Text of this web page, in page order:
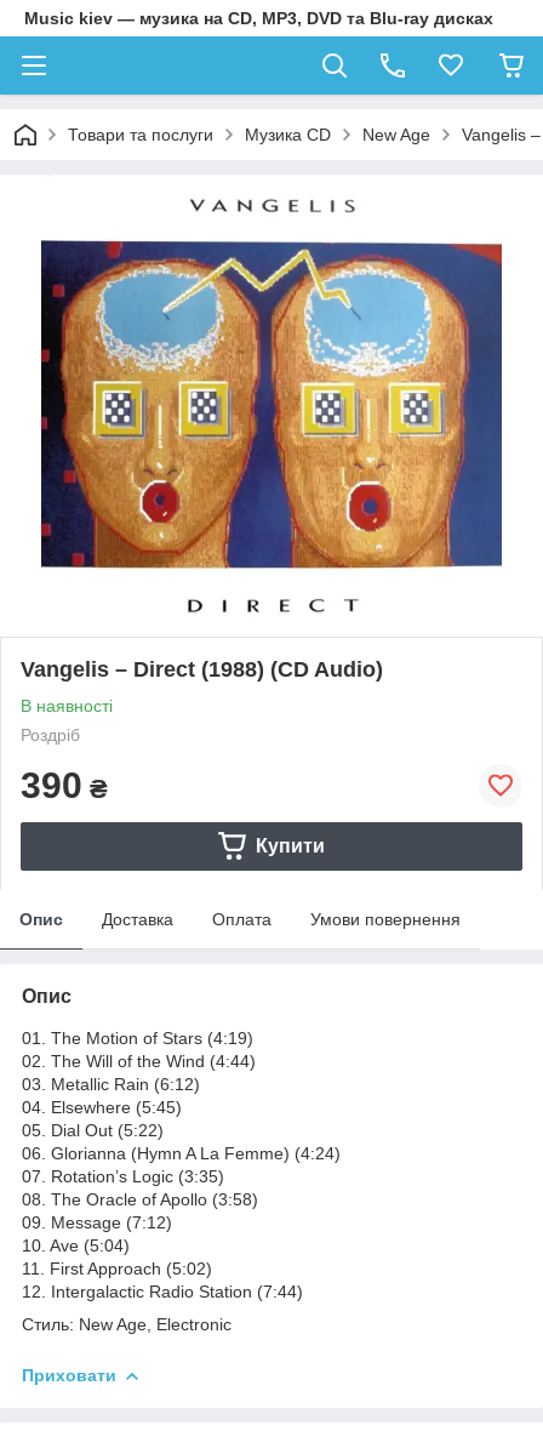
Music kiev — музика на CD, MP3, DVD та Blu-ray дисках
Товари та послуги Музика CD New Age Vangelis
Vangelis – Direct (1988) (CD Audio)
В наявності
Роздріб
390 ₴
Купити
Опис Доставка Оплата Умови повернення
Опис
01. The Motion of Stars (4:19)
02. The Will of the Wind (4:44)
03. Metallic Rain (6:12)
04. Elsewhere (5:45)
05. Dial Out (5:22)
06. Glorianna (Hymn A La Femme) (4:24)
07. Rotation’s Logic (3:35)
08. The Oracle of Apollo (3:58)
09. Message (7:12)
10. Ave (5:04)
11. First Approach (5:02)
12. Intergalactic Radio Station (7:44)
Стиль: New Age, Electronic
Приховати